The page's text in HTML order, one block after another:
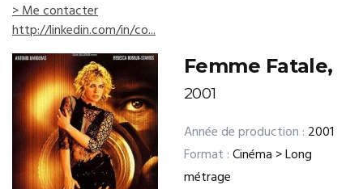
> Me contacter
http://linkedin.com/in/co...
Femme Fatale,
2001
Année de production : 2001
Format :Cinéma > Long
métrage